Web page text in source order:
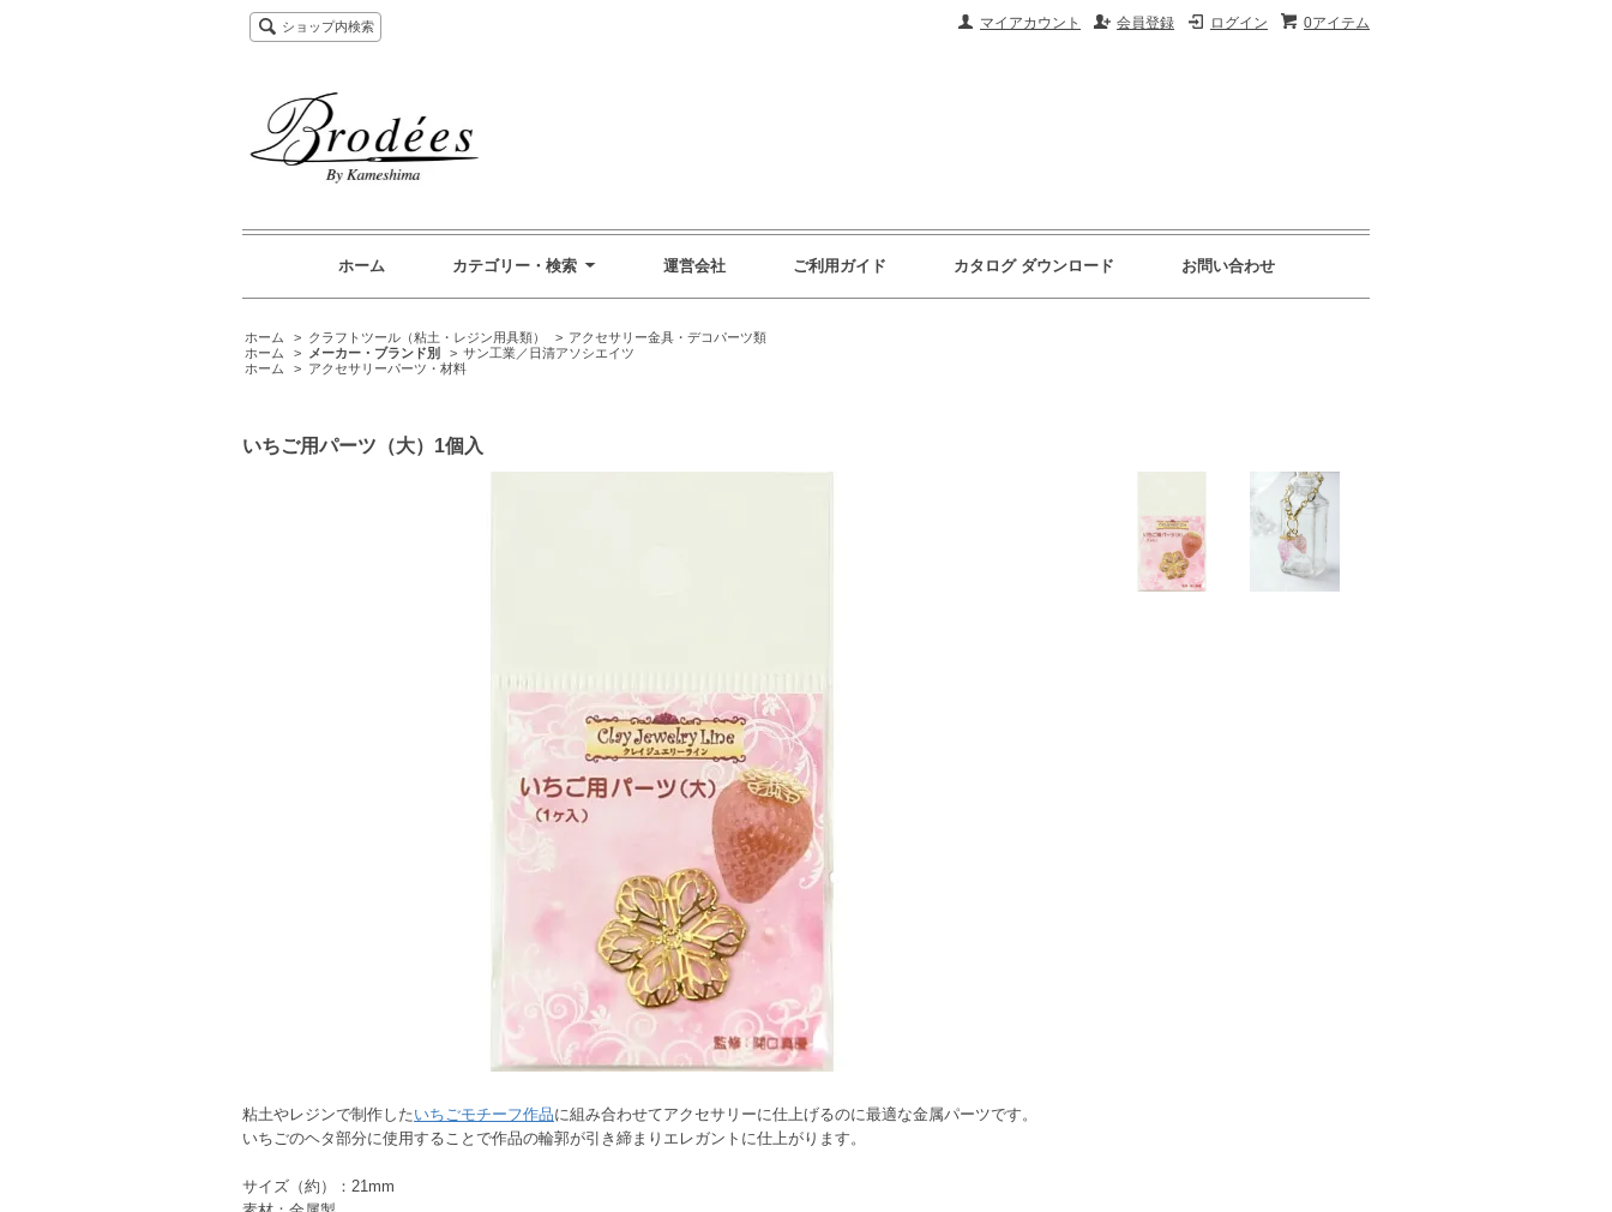
0アイテム
ログイン
会員登録
マイアカウント
ショップ内検索
ホーム カテゴリー・検索 運営会社 ご利用ガイド カタログ ダウンロード お問い合わせ
ホーム > クラフトツール（粘土・レジン用具類） > アクセサリー金具・デコパーツ類
ホーム
> メーカー・ブランド別 > サン工業／日清アソシエイツ
ホーム
> アクセサリーパーツ・材料
いちご用パーツ（大）1個入
粘土やレジンで制作したいちごモチーフ作品に組み合わせてアクセサリーに仕上げるのに最適な金属パーツです。
いちごのヘタ部分に使用することで作品の輪郭が引き締まりエレガントに仕上がります。
サイズ（約）：21mm